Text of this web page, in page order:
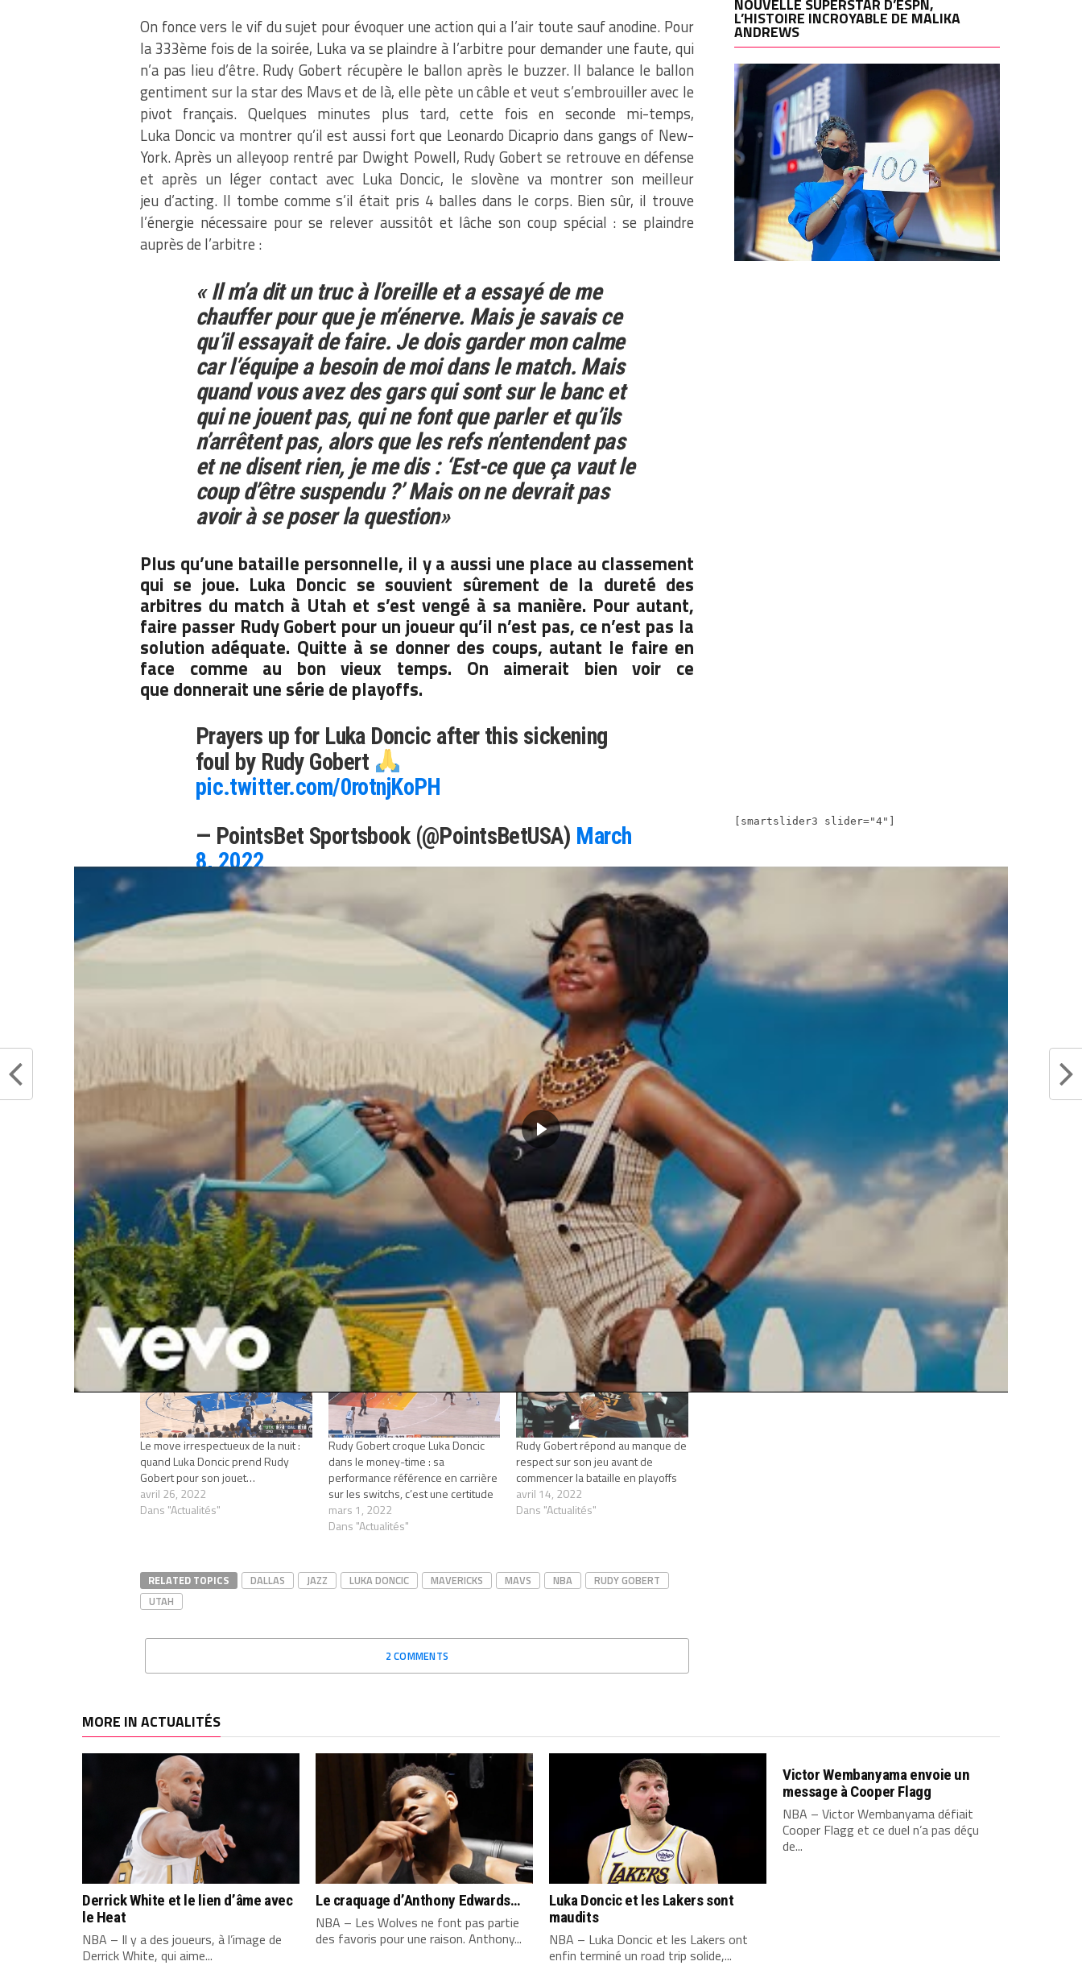
On fonce vers le vif du sujet pour évoquer une action qui a l’air toute sauf anodine. Pour
la 333ème fois de la soirée, Luka va se plaindre à l’arbitre pour demander une faute, qui
n’a pas lieu d’être. Rudy Gobert récupère le ballon après le buzzer. Il balance le ballon
gentiment sur la star des Mavs et de là, elle pète un câble et veut s’embrouiller avec le
pivot français. Quelques minutes plus tard, cette fois en seconde mi-temps,
Luka Doncic va montrer qu’il est aussi fort que Leonardo Dicaprio dans gangs of New-
York. Après un alleyoop rentré par Dwight Powell, Rudy Gobert se retrouve en défense
et après un léger contact avec Luka Doncic, le slovène va montrer son meilleur
jeu d’acting. Il tombe comme s’il était pris 4 balles dans le corps. Bien sûr, il trouve
l’énergie nécessaire pour se relever aussitôt et lâche son coup spécial : se plaindre
auprès de l’arbitre :
« Il m’a dit un truc à l’oreille et a essayé de me
chauffer pour que je m’énerve. Mais je savais ce
qu’il essayait de faire.Je dois garder mon calme
car l’équipe a besoin de moi dans le match. Mais
quand vous avez des gars qui sont sur le banc et
qui ne jouent pas, qui ne font que parler et qu’ils
n’arrêtent pas, alors que les refs n’entendent pas
et ne disent rien, je me dis : ‘Est-ce que ça vaut le
coup d’être suspendu ?’ Mais on ne devrait pas
avoir à se poser la question»
Plus qu’une bataille personnelle, il y a aussi une place au classement
qui se joue. Luka Doncic se souvient sûrement de la dureté des
arbitres du match à Utah et s’est vengé à sa manière. Pour autant,
faire passer Rudy Gobert pour un joueur qu’il n’est pas, ce n’est pas la
solution adéquate. Quitte à se donner des coups, autant le faire en
face comme au bon vieux temps. On aimerait bien voir ce
que donnerait une série de playoffs.
Prayers up for Luka Doncic after this sickening
foul by Rudy Gobert
pic.twitter.com/0rotnjKoPH
— PointsBet Sportsbook (@PointsBetUSA) March
8, 2022
On a la vidéo : Luka s'excite vraiment pour pas
grand chose.
Si quelqu'un doit prendre une faute technique dans
l'histoire c'est bien lui, le geste de Rudy est un
poil provoquant mais rien qui justifie de démarrer
au quart de tour comme ça.
pic.twitter.com/JHsvJxXlAu
— Dallas Mavs France (@DallasMavsFr)March 8,
2022
Partager :
Articles similaires
Le move irrespectueux de la nuit :
quand Luka Doncic prend Rudy
Gobert pour son jouet…
avril 26, 2022
Dans "Actualités"
Rudy Gobert croque Luka Doncic
dans le money-time : sa
performance référence en carrière
sur les switchs, c’est une certitude
mars 1, 2022
Dans "Actualités"
Rudy Gobert répond au manque de
respect sur son jeu avant de
commencer la bataille en playoffs
avril 14, 2022
Dans "Actualités"
RELATED TOPICS DALLAS JAZZ LUKA DONCIC MAVERICKS MAVS NBA
RUDY GOBERT
UTAH
2 COMMENTS
NOUVELLE SUPERSTAR D’ESPN,
L’HISTOIRE INCROYABLE DE MALIKA
ANDREWS
[smartslider3 slider="4"]
MORE IN ACTUALITÉS
Derrick White et le lien d’âme avec
le Heat
NBA – Il y a des joueurs, à l’image de
Derrick White, qui aime...
Le craquage d’Anthony Edwards…
NBA – Les Wolves ne font pas partie
des favoris pour une raison. Anthony...
Luka Doncic et les Lakers sont
maudits
NBA – Luka Doncic et les Lakers ont
enfin terminé un road trip solide,...
Victor Wembanyama envoie un
message à Cooper Flagg
NBA – Victor Wembanyama défiait
Cooper Flagg et ce duel n’a pas déçu
de...